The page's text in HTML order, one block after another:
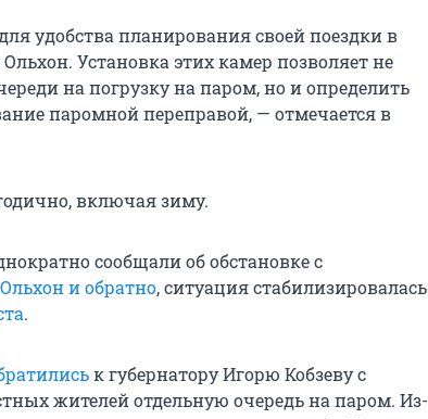
удобства планирования своей поездки в
Установка этих камер позволяет не
на погрузку на паром, но и определить
паромной переправой, — отмечается в
включая зиму.
сообщали об обстановке с
и обратно, ситуация стабилизировалась
.
к губернатору Игорю Кобзеву с
жителей отдельную очередь на паром. Из-